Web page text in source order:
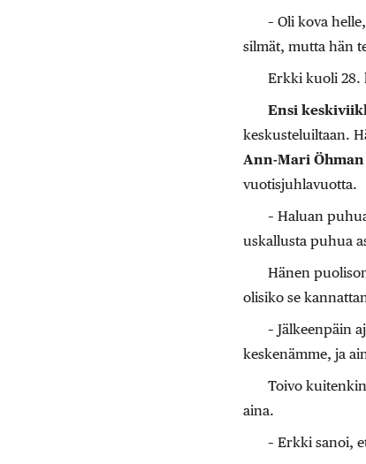
– Oli kova
silmät, mutta hän
Erkki kuoli 28.
Ensi
keskusteluiltaan.
Ann-Mari Öhman
vuotisjuhlavuotta.
– Haluan
uskallusta puhua
Hänen
olisiko se
– Jälkeenpäin
keskenämme, ja
Toivo
aina.
– Erkki sanoi,